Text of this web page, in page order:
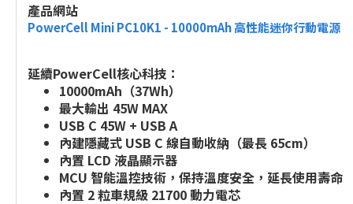
產品網站
PowerCell Mini PC10K1 - 10000mAh 高性能迷你行動電源
延續PowerCell核心科技：
10000mAh（37Wh）
最大輸出 45W MAX
USB C 45W + USB A
內建隱藏式 USB C 線自動收納（最長 65cm）
內置 LCD 液晶顯示器
MCU 智能溫控技術，保持溫度安全，延長使用壽命
內置 2 粒車規級 21700 動力電芯